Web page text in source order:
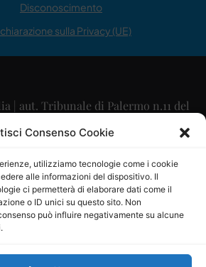
Consenso Cookie
utilizziamo tecnologie come i cookie
alle informazioni del dispositivo. Il
ci permetterà di elaborare dati come il
o ID unici su questo sito. Non
può influire negativamente su alcune
Disconoscimento
sulla Privacy (UE)
| aut. Tribunale di Palermo n.11 del
29/09/2015
Maurizio Scaglione
Maria Calabrese